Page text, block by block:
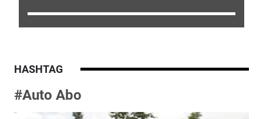
HASHTAG
#Auto Abo